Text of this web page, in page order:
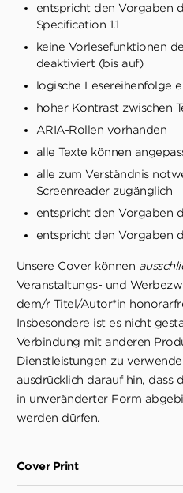
entspricht den Vorgaben
Specification 1.1
keine Vorlesefunktionen
deaktiviert (bis auf)
logische Lesereihenfolge
hoher Kontrast zwischen
ARIA-Rollen vorhanden
alle Texte können
alle zum Verständnis
Screenreader zugänglich
entspricht den Vorgaben
entspricht den Vorgaben
Unsere Cover können
Veranstaltungs- und
dem/r Titel/Autor*in
Insbesondere ist es nicht
Verbindung mit anderen
Dienstleistungen zu
ausdrücklich darauf hin, dass
in unveränderter Form
werden dürfen.
Cover Print